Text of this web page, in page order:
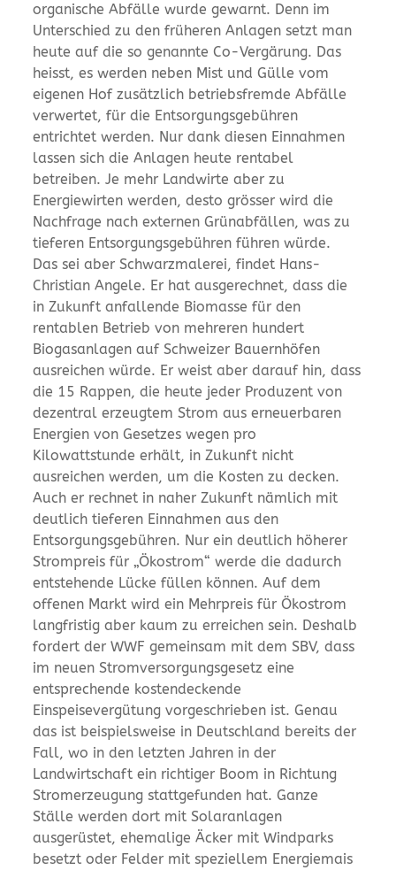
organische Abfälle wurde gewarnt. Denn im
Unterschied zu den früheren Anlagen setzt man
heute auf die so genannte Co-Vergärung. Das
heisst, es werden neben Mist und Gülle vom
eigenen Hof zusätzlich betriebsfremde Abfälle
verwertet, für die Entsorgungsgebühren
entrichtet werden. Nur dank diesen Einnahmen
lassen sich die Anlagen heute rentabel
betreiben. Je mehr Landwirte aber zu
Energiewirten werden, desto grösser wird die
Nachfrage nach externen Grünabfällen, was zu
tieferen Entsorgungsgebühren führen würde.
Das sei aber Schwarzmalerei, findet Hans-
Christian Angele. Er hat ausgerechnet, dass die
in Zukunft anfallende Biomasse für den
rentablen Betrieb von mehreren hundert
Biogasanlagen auf Schweizer Bauernhöfen
ausreichen würde. Er weist aber darauf hin, dass
die 15 Rappen, die heute jeder Produzent von
dezentral erzeugtem Strom aus erneuerbaren
Energien von Gesetzes wegen pro
Kilowattstunde erhält, in Zukunft nicht
ausreichen werden, um die Kosten zu decken.
Auch er rechnet in naher Zukunft nämlich mit
deutlich tieferen Einnahmen aus den
Entsorgungsgebühren. Nur ein deutlich höherer
Strompreis für „Ökostrom“ werde die dadurch
entstehende Lücke füllen können. Auf dem
offenen Markt wird ein Mehrpreis für Ökostrom
langfristig aber kaum zu erreichen sein. Deshalb
fordert der WWF gemeinsam mit dem SBV, dass
im neuen Stromversorgungsgesetz eine
entsprechende kostendeckende
Einspeisevergütung vorgeschrieben ist. Genau
das ist beispielsweise in Deutschland bereits der
Fall, wo in den letzten Jahren in der
Landwirtschaft ein richtiger Boom in Richtung
Stromerzeugung stattgefunden hat. Ganze
Ställe werden dort mit Solaranlagen
ausgerüstet, ehemalige Äcker mit Windparks
besetzt oder Felder mit speziellem Energiemais